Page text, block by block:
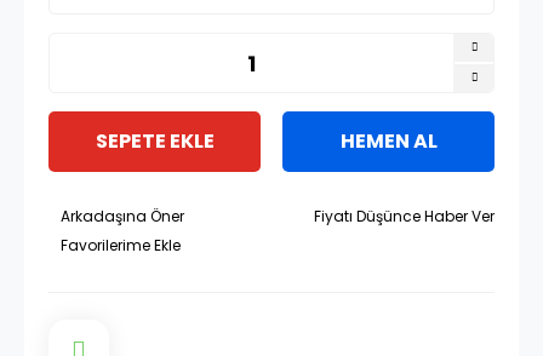
SEPETE EKLE HEMEN AL
Arkadaşına Öner Fiyatı Düşünce Haber Ver